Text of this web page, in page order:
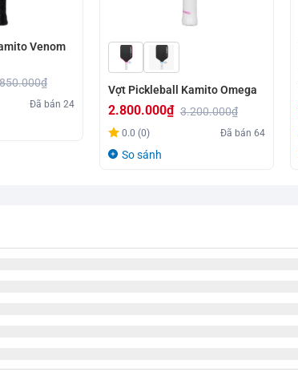
Venom
₫
Đã bán24
Vợt Pickleball Kamito Omega
3.200.000₫
Giá
gốc
2.800.000₫
Giá
hiện
0.0 (0) Đã bán64
So sánh